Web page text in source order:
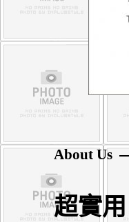
About Us
超實